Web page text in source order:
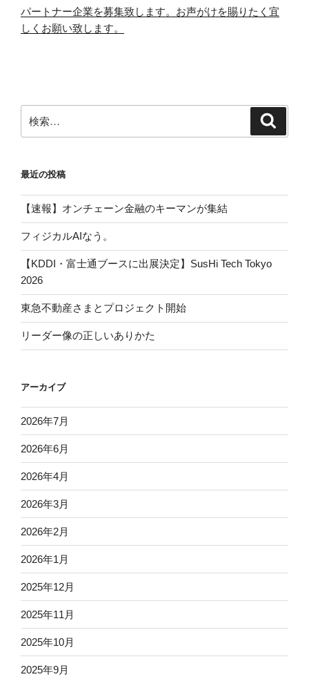
パートナー企業を募集致します。お声がけを賜りたく宜
しくお願い致します。
索:
最近の投稿
【速報】オンチェーン金融のキーマンが集結
フィジカルAIなう。
【KDDI・富士通ブースに出展決定】SusHi Tech Tokyo
2026
東急不動産さまとプロジェクト開始
リーダー像の正しいありかた
アーカイブ
2026年7月
2026年6月
2026年4月
2026年3月
2026年2月
2026年1月
2025年12月
2025年11月
2025年10月
2025年9月